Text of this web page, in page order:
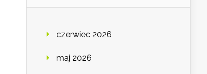
czerwiec 2026
maj 2026